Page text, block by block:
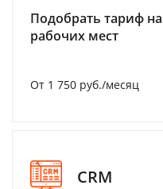
Подобрать тариф
рабочих мест
От 1 750 руб./месяц
CRM